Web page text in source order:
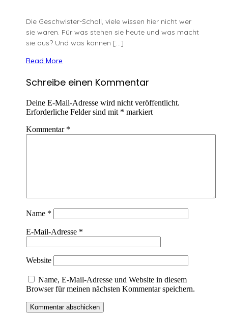
Die Geschwister-Scholl, viele wissen hier nicht wer
sie waren. Für was stehen sie heute und was macht
sie aus? Und was können […]
Read More
Schreibe einen Kommentar
Deine E-Mail-Adresse wird nicht veröffentlicht.
Erforderliche Felder sind mit * markiert
Kommentar *
Name *
E-Mail-Adresse *
Website
Name, E-Mail-Adresse und Website in diesem
Browser für meinen nächsten Kommentar speichern.